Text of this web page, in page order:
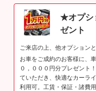
★オプシ
ゼント
ご来店の上、他オプション
お車をご成約のお客様に、
０，０００円分プレゼント
ていただき、快適なカーラ
利用可。工賃・保証・諸費